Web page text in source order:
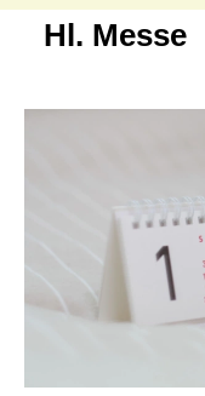
Hl. Messe